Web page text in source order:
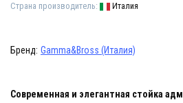
Страна производитель:
Италия
Бренд: Gamma&Bross (Италия)
Современная и элегантная стойка